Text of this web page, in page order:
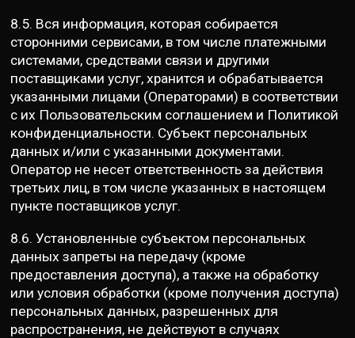
8.5. Вся информация, которая собирается
сторонними сервисами, в том числе платежными
системами, средствами связи и другими
поставщиками услуг, хранится и обрабатывается
указанными лицами (Операторами) в соответствии
с их Пользовательским соглашением и Политикой
конфиденциальности. Субъект персональных
данных и/или с указанными документами.
Оператор не несет ответственность за действия
третьих лиц, в том числе указанных в настоящем
пункте поставщиков услуг.
8.6. Установленные субъектом персональных
данных запреты на передачу (кроме
предоставления доступа), а также на обработку
или условия обработки (кроме получения доступа)
персональных данных, разрешенных для
распространения, не действуют в случаях